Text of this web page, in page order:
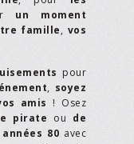
un moment
famille, vos
pour
, soyez
amis ! Osez
pirate ou de
80 avec